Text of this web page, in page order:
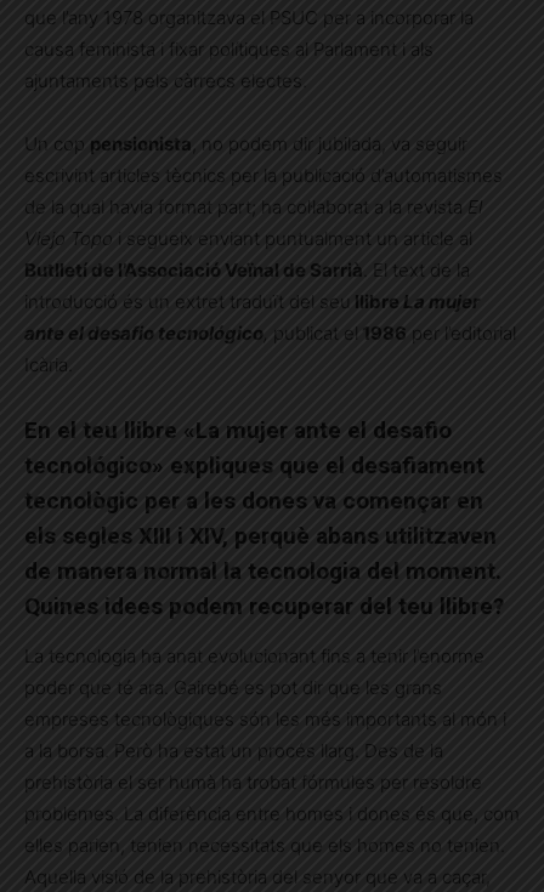
que l’any 1978 organitzava el PSUC per a incorporar la
causa feminista i fixar polítiques al Parlament i als
ajuntaments pels càrrecs electes.
Un cop pensionista, no podem dir jubilada, va seguir
escrivint articles tècnics per la publicació d’automatismes
de la qual havia format part; ha col·laborat a la revista El
Viejo Topo i segueix enviant puntualment un article al
Butlletí de l’Associació Veïnal de Sarrià. El text de la
introducció és un extret traduït del seu llibre La mujer
ante el desafio tecnológico, publicat el 1986 per l’editorial
Icària.
En el teu llibre «La mujer ante el desafio
tecnológico» expliques que el desafiament
tecnològic per a les dones va començar en
els segles XIII i XIV, perquè abans utilitzaven
de manera normal la tecnologia del moment.
Quines idees podem recuperar del teu llibre?
La tecnologia ha anat evolucionant fins a tenir l’enorme
poder que té ara. Gairebé es pot dir que les grans
empreses tecnològiques són les més importants al món i
a la borsa. Però ha estat un procés llarg. Des de la
prehistòria el ser humà ha trobat fórmules per resoldre
problemes. La diferència entre homes i dones és que, com
elles parien, tenien necessitats que els homes no tenien.
Aquella visió de la prehistòria del senyor que va a caçar,